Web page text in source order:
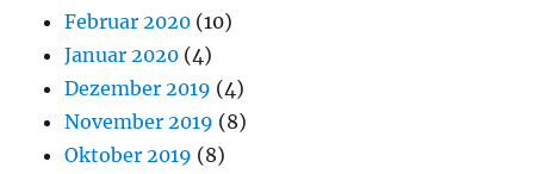
Februar 2020 (10)
Januar 2020 (4)
Dezember 2019 (4)
November 2019 (8)
Oktober 2019 (8)